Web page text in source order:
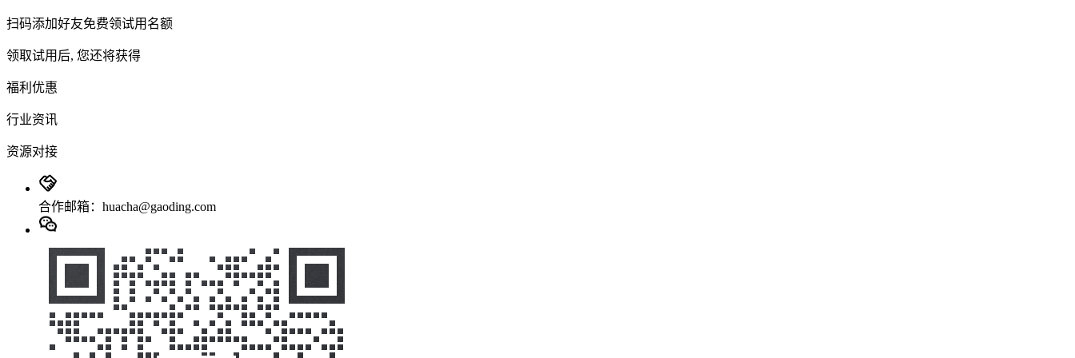
扫码添加好友免费领试用名额
领取试用后, 您还将获得
福利优惠
行业资讯
资源对接
合作邮箱：huacha@gaoding.com